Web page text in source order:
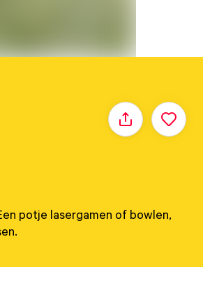
Delen
potje lasergamen of bowlen,